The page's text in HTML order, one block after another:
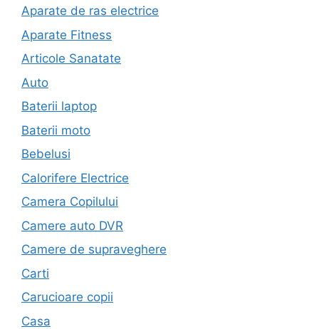
Aparate de ras electrice
Aparate Fitness
Articole Sanatate
Auto
Baterii laptop
Baterii moto
Bebelusi
Calorifere Electrice
Camera Copilului
Camere auto DVR
Camere de supraveghere
Carti
Carucioare copii
Casa